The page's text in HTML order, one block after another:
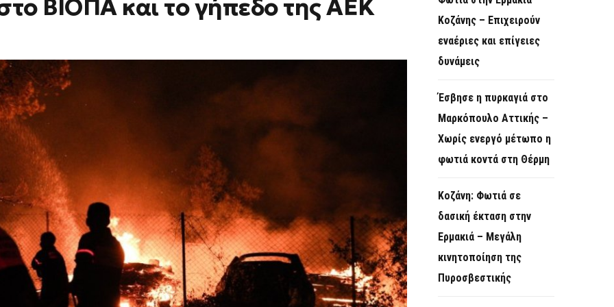
ΒΙΟΠΑ και το γήπεδο της ΑΕΚ
Κοζάνης – Επιχειρούν
εναέριες και επίγειες
δυνάμεις
Έσβησε η πυρκαγιά στο
Μαρκόπουλο Αττικής –
Χωρίς ενεργό μέτωπο η
φωτιά κοντά στη Θέρμη
Κοζάνη: Φωτιά σε
δασική έκταση στην
Ερμακιά – Μεγάλη
κινητοποίηση της
Πυροσβεστικής